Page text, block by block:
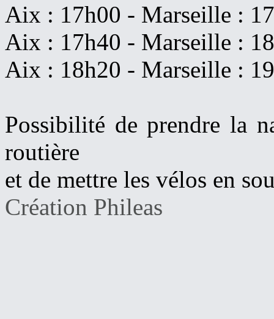
Aix : 17h00 - Marseille :
Aix : 17h40 - Marseille :
Aix : 18h20 - Marseille :
Possibilité de prendre la
routière
et de mettre les vélos en
Création Phileas